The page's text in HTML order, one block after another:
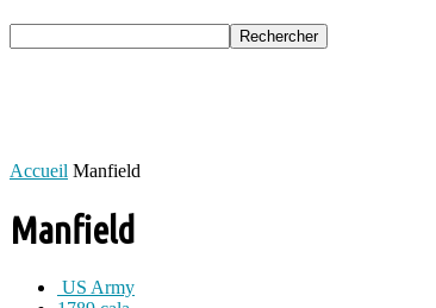
Accueil Manfield
Manfield
US Army